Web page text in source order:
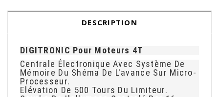
DESCRIPTION
DIGITRONIC Pour Moteurs 4T
Centrale Électronique Avec Système De
Mémoire Du Shéma De L'avance Sur Micro-
Processeur.
Elévation De 500 Tours Du Limiteur.